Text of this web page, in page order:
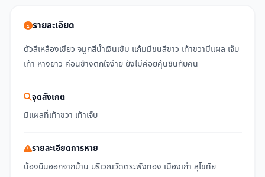
รายละเอียด
ตัวสีเหลืองเขียว จมูกสีน้ำเงินเข้ม แก้มมีขนสีขาว เท้าขวามีแผล เจ็บ
เท้า หางยาว ค่อนข้างตกใจง่าย ยังไม่ค่อยคุ้นชินกับคน
จุดสังเกต
มีแผลที่เท้าขวา เท้าเจ็บ
รายละเอียดการหาย
น้องบินออกจากบ้าน บริเวณวัดตระพังทอง เมืองเก่า สุโขทัย